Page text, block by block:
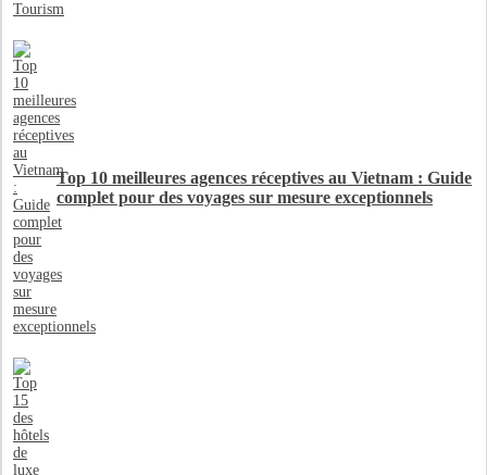
Top 10 meilleures agences réceptives au Vietnam : Guide
complet pour des voyages sur mesure exceptionnels